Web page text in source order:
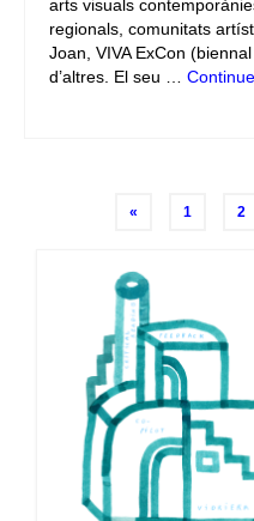
arts visuals
regionals, comunitats
Joan, VIVA ExCon
d’altres. El seu …
« 1 2